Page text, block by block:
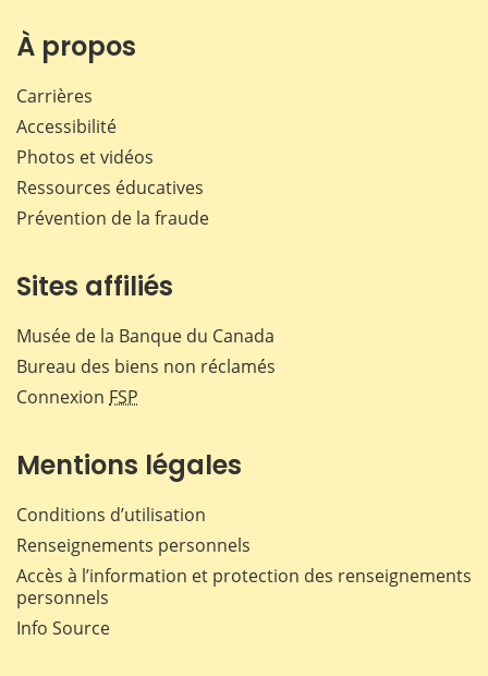
À propos
Carrières
Accessibilité
Photos et vidéos
Ressources éducatives
Prévention de la fraude
Sites affiliés
Musée de la Banque du Canada
Bureau des biens non réclamés
Connexion FSP
Mentions légales
Conditions d’utilisation
Renseignements personnels
Accès à l’information et protection des renseignements
personnels
Info Source